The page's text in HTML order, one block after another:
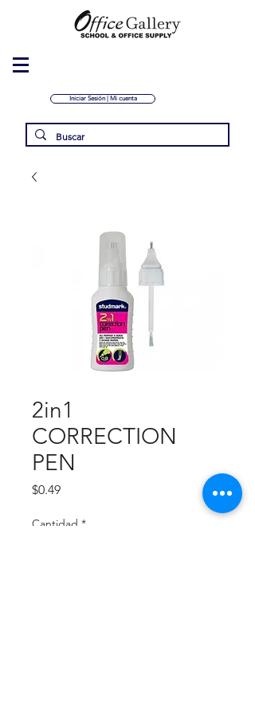
Iniciar Sesión | Mi cuenta
2in1
CORRECTION
PEN
$0.49Precio
Cantidad *